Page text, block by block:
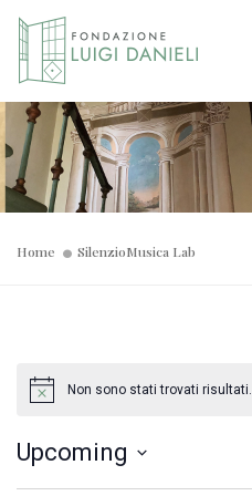
Home SilenzioMusica Lab
Non sono stati trovati risultati.
Upcoming